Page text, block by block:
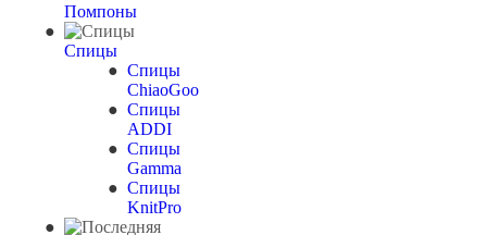
Помпоны
Спицы
Спицы
ChiaoGoo
Спицы
ADDI
Спицы
Gamma
Спицы
KnitPro